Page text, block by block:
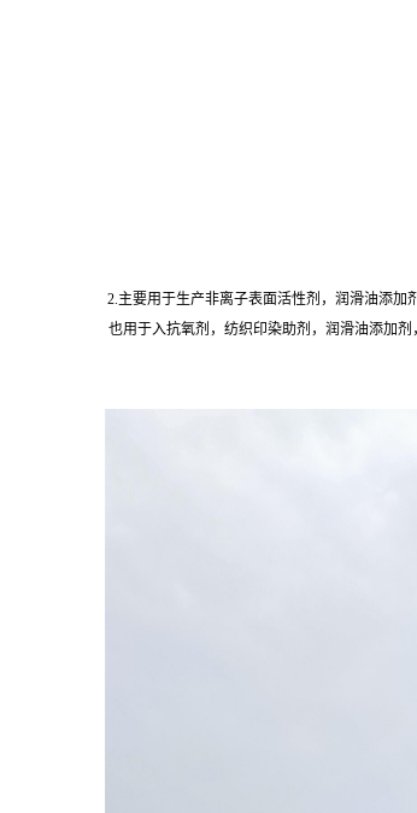
2.主要用于生产非离子表面活性剂，润滑油添加
也用于入抗氧剂，纺织印染助剂，润滑油添加